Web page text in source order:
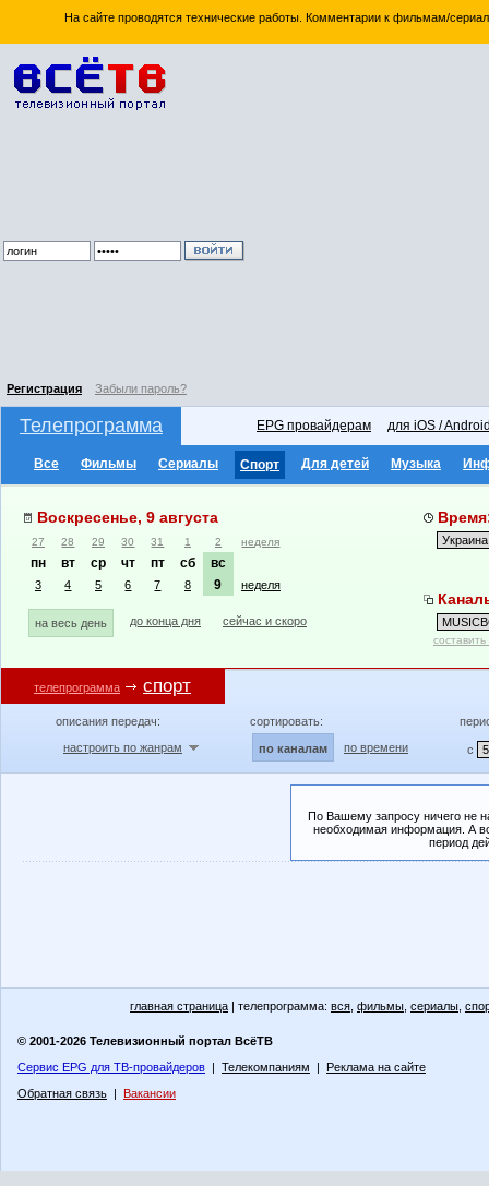
На сайте проводятся технические работы. Комментарии к фильмам/
Регистрация Забыли пароль?
Телепрограмма EPG провайдерам для iOS /
Все Фильмы Сериалы Спорт Для детей Музыка
Воскресенье, 9 августа
27 28 29 30 31 1 2 неделя
пн вт ср чт пт сб вс
3 4 5 6 7 8 9 неделя
на весь день до конца дня сейчас и скоро
телепрограмма спорт
описания передач:
настроить по жанрам
сортировать:
по каналам по времени с
По Вашему запросу ничего не
необходимая информация. А
период
главная страница | телепрограмма: вся фильмы сериалы
© 2001-2026 Телевизионный портал ВсёТВ
Сервис EPG для ТВ-провайдеров | Телекомпаниям | Реклама на сайте
Обратная связь | Вакансии